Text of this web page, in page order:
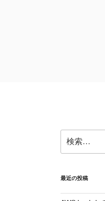
索:
最近の投稿